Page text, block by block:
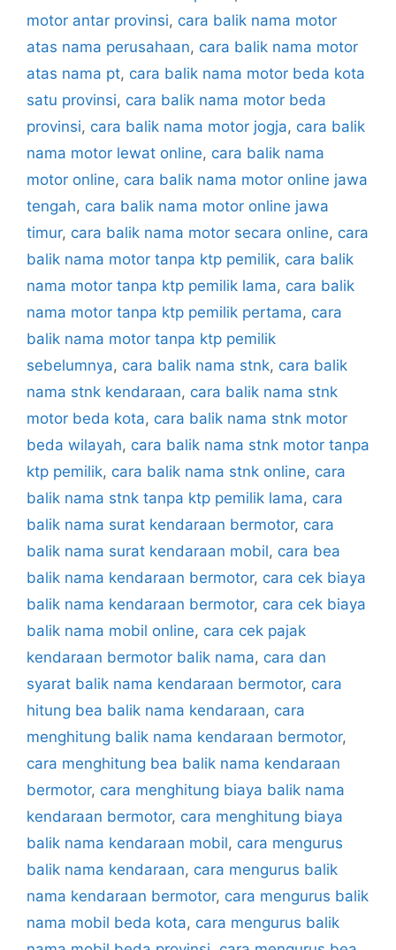
motor antar provinsi, cara balik nama motor
atas nama perusahaan, cara balik nama motor
atas nama pt, cara balik nama motor beda kota
satu provinsi, cara balik nama motor beda
provinsi, cara balik nama motor jogja, cara balik
nama motor lewat online, cara balik nama
motor online, cara balik nama motor online jawa
tengah, cara balik nama motor online jawa
timur, cara balik nama motor secara online, cara
balik nama motor tanpa ktp pemilik, cara balik
nama motor tanpa ktp pemilik lama, cara balik
nama motor tanpa ktp pemilik pertama, cara
balik nama motor tanpa ktp pemilik
sebelumnya, cara balik nama stnk, cara balik
nama stnk kendaraan, cara balik nama stnk
motor beda kota, cara balik nama stnk motor
beda wilayah, cara balik nama stnk motor tanpa
ktp pemilik, cara balik nama stnk online, cara
balik nama stnk tanpa ktp pemilik lama, cara
balik nama surat kendaraan bermotor, cara
balik nama surat kendaraan mobil, cara bea
balik nama kendaraan bermotor, cara cek biaya
balik nama kendaraan bermotor, cara cek biaya
balik nama mobil online, cara cek pajak
kendaraan bermotor balik nama, cara dan
syarat balik nama kendaraan bermotor, cara
hitung bea balik nama kendaraan, cara
menghitung balik nama kendaraan bermotor,
cara menghitung bea balik nama kendaraan
bermotor, cara menghitung biaya balik nama
kendaraan bermotor, cara menghitung biaya
balik nama kendaraan mobil, cara mengurus
balik nama kendaraan, cara mengurus balik
nama kendaraan bermotor, cara mengurus balik
nama mobil beda kota, cara mengurus balik